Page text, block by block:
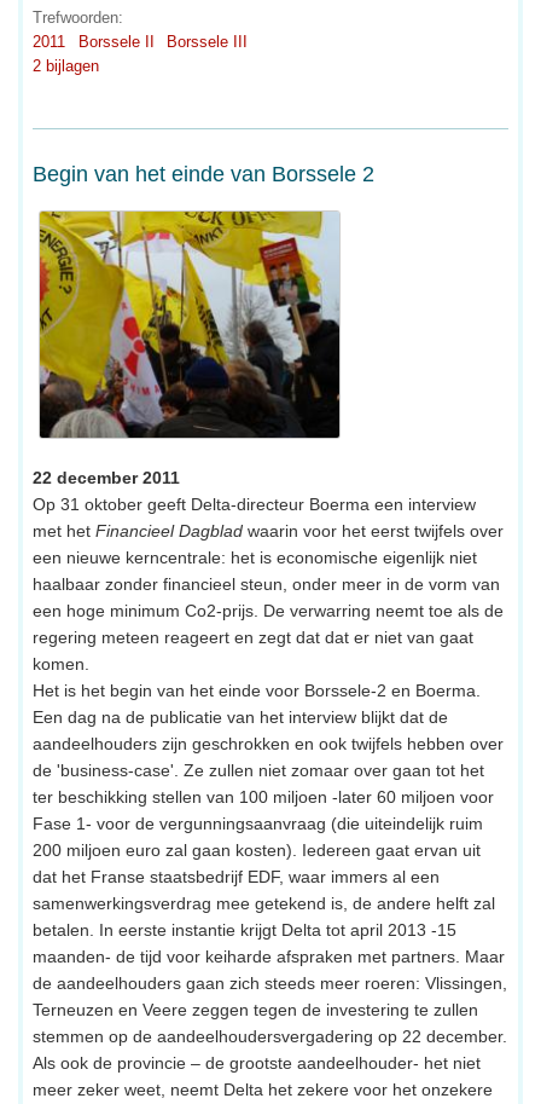
Trefwoorden:
2011
Borssele II
Borssele III
2 bijlagen
Begin van het einde van Borssele 2
22 december 2011
Op 31 oktober geeft Delta-directeur Boerma een interview
met het Financieel Dagblad waarin voor het eerst twijfels over
een nieuwe kerncentrale: het is economische eigenlijk niet
haalbaar zonder financieel steun, onder meer in de vorm van
een hoge minimum Co2-prijs. De verwarring neemt toe als de
regering meteen reageert en zegt dat dat er niet van gaat
komen.
Het is het begin van het einde voor Borssele-2 en Boerma.
Een dag na de publicatie van het interview blijkt dat de
aandeelhouders zijn geschrokken en ook twijfels hebben over
de 'business-case'. Ze zullen niet zomaar over gaan tot het
ter beschikking stellen van 100 miljoen -later 60 miljoen voor
Fase 1- voor de vergunningsaanvraag (die uiteindelijk ruim
200 miljoen euro zal gaan kosten). Iedereen gaat ervan uit
dat het Franse staatsbedrijf EDF, waar immers al een
samenwerkingsverdrag mee getekend is, de andere helft zal
betalen. In eerste instantie krijgt Delta tot april 2013 -15
maanden- de tijd voor keiharde afspraken met partners. Maar
de aandeelhouders gaan zich steeds meer roeren: Vlissingen,
Terneuzen en Veere zeggen tegen de investering te zullen
stemmen op de aandeelhoudersvergadering op 22 december.
Als ook de provincie – de grootste aandeelhouder- het niet
meer zeker weet, neemt Delta het zekere voor het onzekere